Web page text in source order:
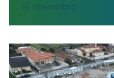
16 novembro